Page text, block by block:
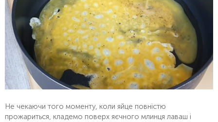
Не чекаючи того моменту, коли яйце повністю
прожариться, кладемо поверх яєчного млинця лаваш і